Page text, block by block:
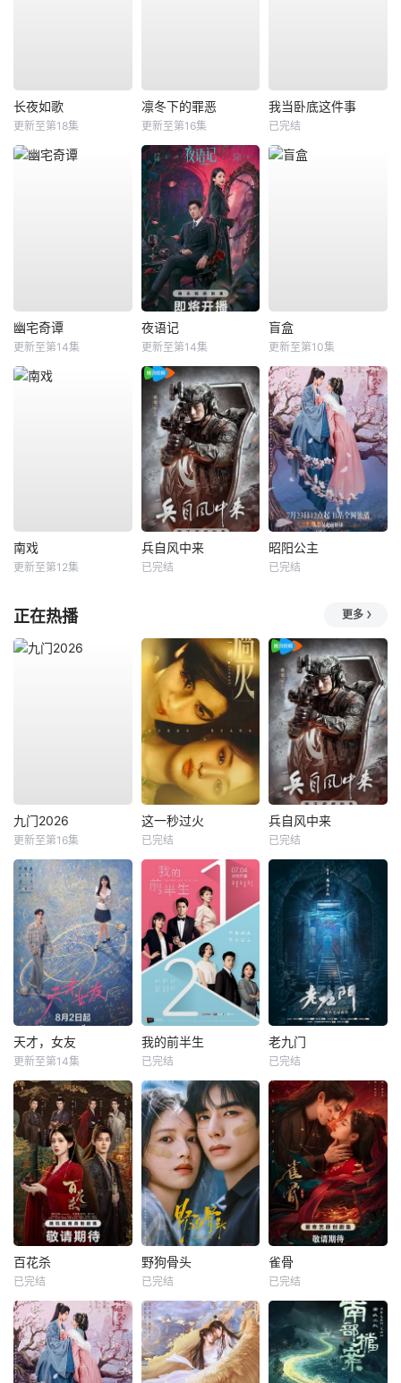
长夜如歌
更新至第18集
凛冬下的罪恶
更新至第16集
我当卧底这件事
已完结
幽宅奇谭
更新至第14集
夜语记
更新至第14集
盲盒
更新至第10集
南戏
更新至第12集
兵自风中来
已完结
昭阳公主
已完结
正在热播 更多
九门2026
更新至第16集
这一秒过火
已完结
兵自风中来
已完结
天才，女友
更新至第14集
我的前半生
已完结
老九门
已完结
百花杀
已完结
野狗骨头
已完结
雀骨
已完结